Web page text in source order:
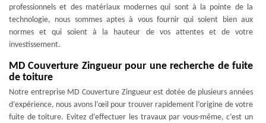
professionnels et des matériaux modernes qui sont à la pointe de la
technologie, nous sommes aptes à vous fournir qui soient bien aux
normes et qui soient à la hauteur de vos attentes et de votre
investissement.
MD Couverture Zingueur pour une recherche de fuite
de toiture
Notre entreprise MD Couverture Zingueur est dotée de plusieurs années
d’expérience, nous avons l’œil pour trouver rapidement l’origine de votre
fuite de toiture. Evitez d’effectuer les travaux par vous-même, c’est un